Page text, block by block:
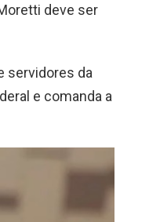
deve ser
servidores da
e comanda a